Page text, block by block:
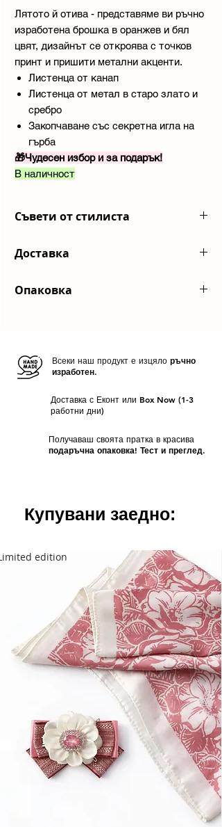
Лятото й отива - представяме ви ръчно
изработена брошка в оранжев и бял
цвят, дизайнът се откроява с точков
принт и пришити метални акценти.
Листенца от канап
Листенца от метал в старо злато и
сребро
Закопчаване със секретна игла на
гърба
🎁Чудесен избор и за подарък!
В наличност
Съвети от стилиста
Доставка
компанияЕконт
Опаковка
отделно опаковани, оставете коментар
при поръчката Ви.
Всеки наш продукт е изцяло ръчно
изработен.
Доставка с Еконт или Box Now (1-3
работни дни)
Получаваш своята пратка в красива
подаръчна опаковка! Тест и преглед.
Купувани заедно:
edition